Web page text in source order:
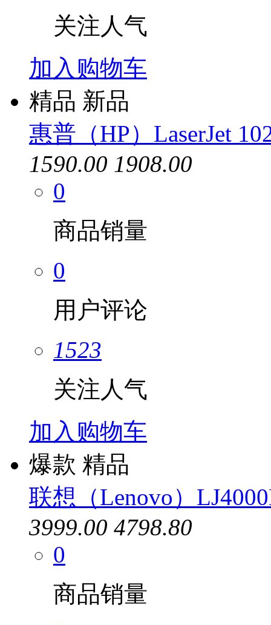
关注人气
加入购物车
精品 新品
惠普（HP）LaserJet
1590.00 1908.00
0
商品销量
0
用户评论
1523
关注人气
加入购物车
爆款 精品
联想（Lenovo）
3999.00 4798.80
0
商品销量